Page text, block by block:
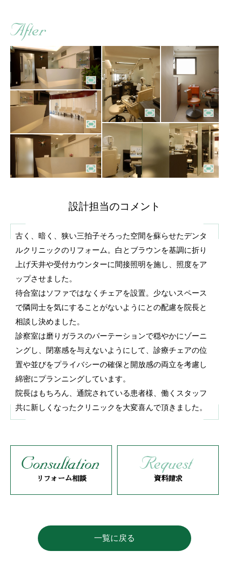
設計担当のコメント
古く、暗く、狭い三拍子そろった空間を蘇らせたデンタ
ルクリニックのリフォーム。白とブラウンを基調に折り
上げ天井や受付カウンターに間接照明を施し、照度をア
ップさせました。
待合室はソファではなくチェアを設置。少ないスペース
で隣同士を気にすることがないようにとの配慮を院長と
相談し決めました。
診察室は磨りガラスのパーテーションで穏やかにゾーニ
ングし、閉塞感を与えないようにして、診療チェアの位
置や並びをプライバシーの確保と開放感の両立を考慮し
綿密にプランニングしています。
院長はもちろん、通院されている患者様、働くスタッフ
共に新しくなったクリニックを大変喜んで頂きました。
リフォーム相談 資料請求
一覧に戻る